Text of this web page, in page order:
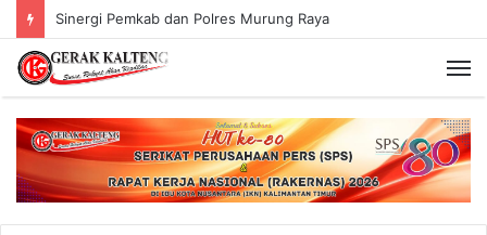
Sinergi Pemkab dan Polres Murung Raya